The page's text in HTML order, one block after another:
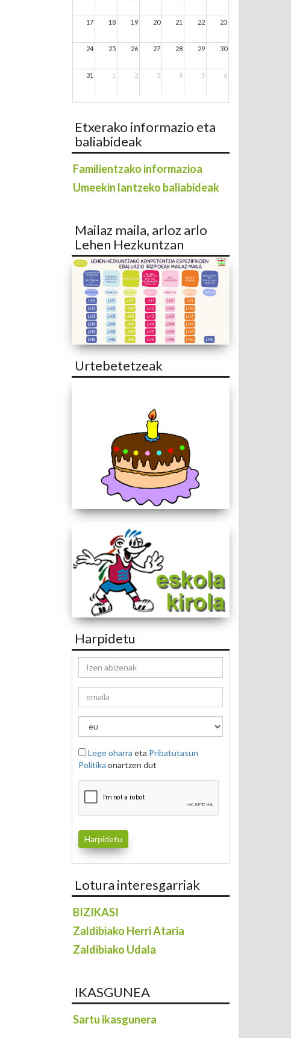
17 18 19 20 21 22 23
24 25 26 27 28 29 30
31 1 2 3 4 5 6
Etxerako informazio eta
baliabideak
Familientzako informazioa
Umeekin lantzeko baliabideak
Mailaz maila, arloz arlo
Lehen Hezkuntzan
Urtebetetzeak
Harpidetu
Lege oharra eta Pribatutasun
Politika onartzen dut
Lotura interesgarriak
BIZIKASI
Zaldibiako Herri Ataria
Zaldibiako Udala
IKASGUNEA
Sartu ikasgunera